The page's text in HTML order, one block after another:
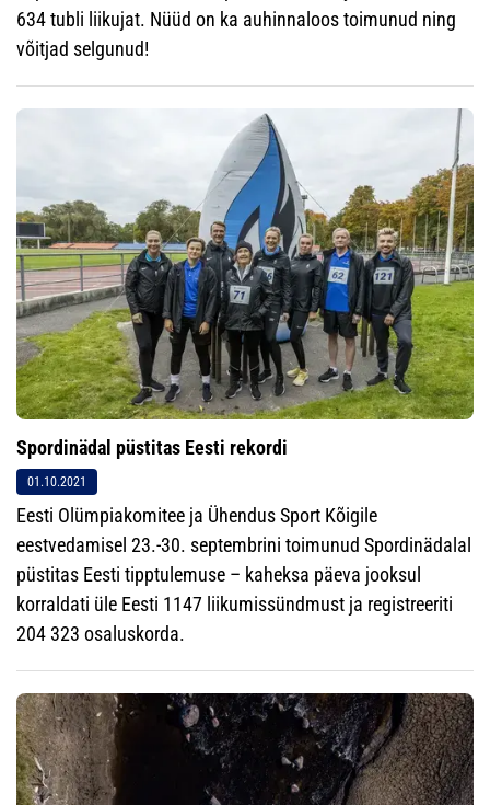
634 tubli liikujat. Nüüd on ka auhinnaloos toimunud ning
võitjad selgunud!
Spordinädal püstitas Eesti rekordi
01.10.2021
Eesti Olümpiakomitee ja Ühendus Sport Kõigile
eestvedamisel 23.-30. septembrini toimunud Spordinädalal
püstitas Eesti tipptulemuse – kaheksa päeva jooksul
korraldati üle Eesti 1147 liikumissündmust ja registreeriti
204 323 osaluskorda.